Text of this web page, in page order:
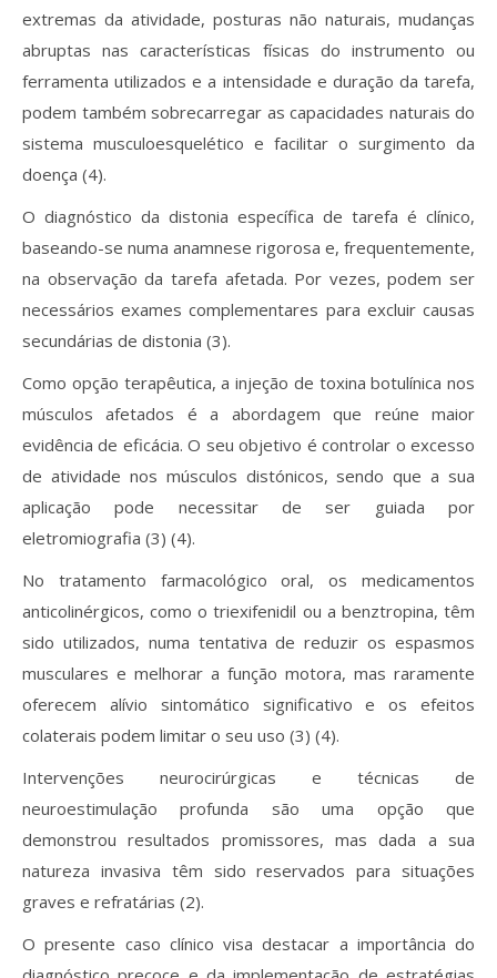
extremas da atividade, posturas não naturais, mudanças
abruptas nas características físicas do instrumento ou
ferramenta utilizados e a intensidade e duração da tarefa,
podem também sobrecarregar as capacidades naturais do
sistema musculoesquelético e facilitar o surgimento da
doença (4).
O diagnóstico da distonia específica de tarefa é clínico,
baseando-se numa anamnese rigorosa e, frequentemente,
na observação da tarefa afetada. Por vezes, podem ser
necessários exames complementares para excluir causas
secundárias de distonia (3).
Como opção terapêutica, a injeção de toxina botulínica nos
músculos afetados é a abordagem que reúne maior
evidência de eficácia. O seu objetivo é controlar o excesso
de atividade nos músculos distónicos, sendo que a sua
aplicação pode necessitar de ser guiada por
eletromiografia (3) (4).
No tratamento farmacológico oral, os medicamentos
anticolinérgicos, como o triexifenidil ou a benztropina, têm
sido utilizados, numa tentativa de reduzir os espasmos
musculares e melhorar a função motora, mas raramente
oferecem alívio sintomático significativo e os efeitos
colaterais podem limitar o seu uso (3) (4).
Intervenções neurocirúrgicas e técnicas de
neuroestimulação profunda são uma opção que
demonstrou resultados promissores, mas dada a sua
natureza invasiva têm sido reservados para situações
graves e refratárias (2).
O presente caso clínico visa destacar a importância do